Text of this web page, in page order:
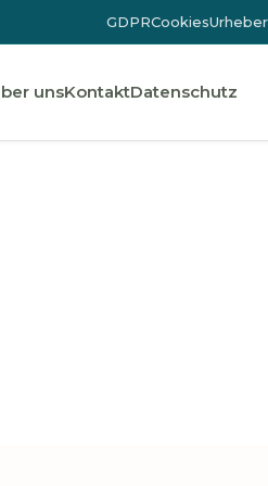
GDPRCookies
unsKontaktDatenschutz